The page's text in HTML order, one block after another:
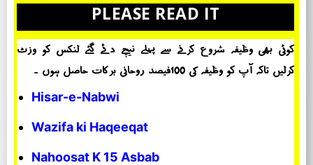
PLEASE READ IT
کوئی بھی وظیفہ شروع کرنے سے پہلے نیچے دئے گئے لنکس کو وزٹ
کرلیں تاکہ آپ کو وظیفہ کی 100فیصد روحانی برکات حاصل ہوں ۔
Hisar-e-Nabwi
Wazifa ki Haqeeqat
Nahoosat K 15 Asbab